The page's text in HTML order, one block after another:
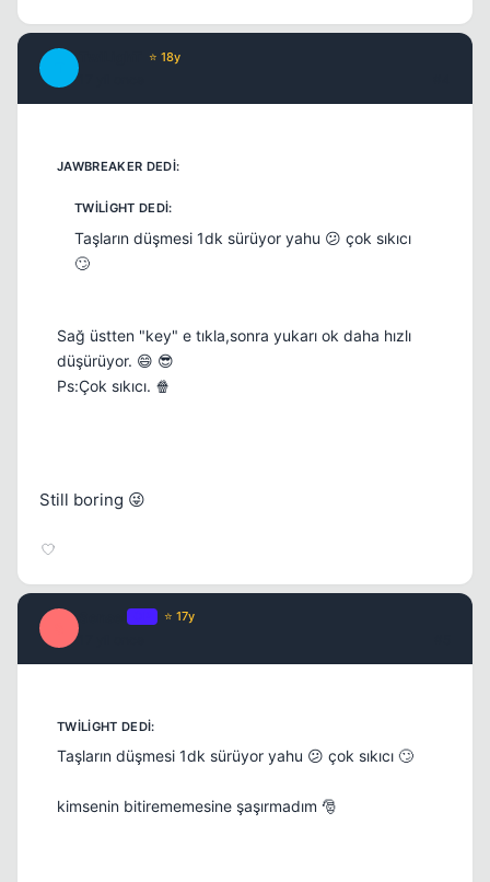
⭐ 18y
Taşların düşmesi 1dk sürüyor yahu 😕 çok sıkıcı
🙄
Sağ üstten "key" e tıkla,sonra yukarı ok daha hızlı
düşürüyor. 😄 😎
Ps:Çok sıkıcı. 🍿
Still boring 😜
⭐ 17y
Taşların düşmesi 1dk sürüyor yahu 😕 çok sıkıcı 🙄
kimsenin bitirememesine şaşırmadım 🎅